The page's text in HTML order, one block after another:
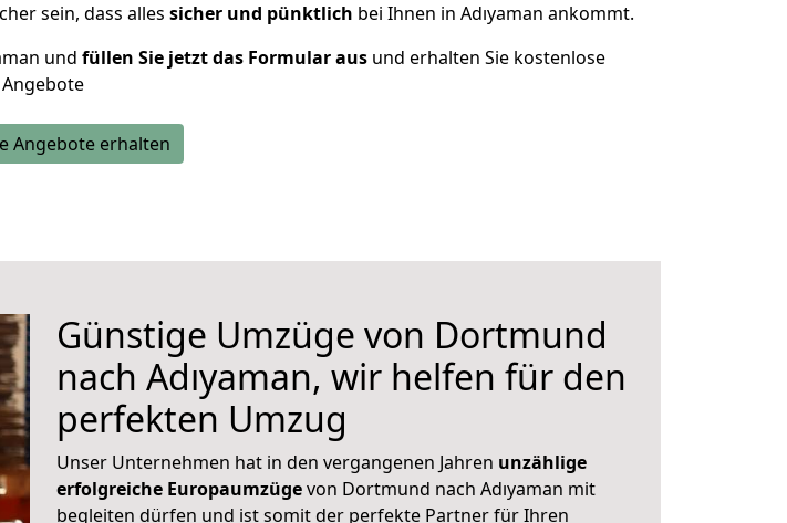
sein, dass alles sicher und pünktlich bei Ihnen in Adıyaman ankommt.
und füllen Sie jetzt das Formular ausund erhalten Sie kostenlose
Angebote
Angebote erhalten
Günstige Umzüge von Dortmund
nach Adıyaman, wir helfen für den
perfekten Umzug
Unser Unternehmen hat in den vergangenen Jahren unzählige
erfolgreiche Europaumzügevon Dortmund nach Adıyaman mit
begleiten dürfen und ist somit der perfekte Partner für Ihren